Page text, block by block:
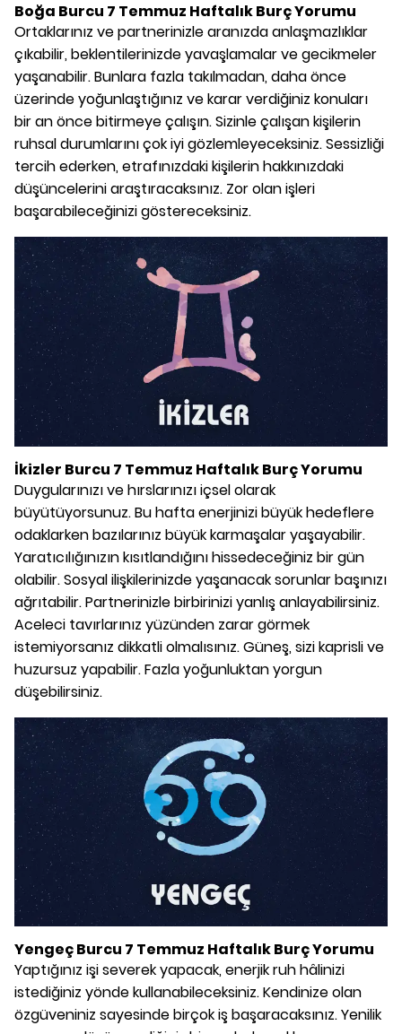
Boğa Burcu 7 Temmuz Haftalık Burç Yorumu
Ortaklarınız ve partnerinizle aranızda anlaşmazlıklar
çıkabilir, beklentilerinizde yavaşlamalar ve gecikmeler
yaşanabilir. Bunlara fazla takılmadan, daha önce
üzerinde yoğunlaştığınız ve karar verdiğiniz konuları
bir an önce bitirmeye çalışın. Sizinle çalışan kişilerin
ruhsal durumlarını çok iyi gözlemleyeceksiniz. Sessizliği
tercih ederken, etrafınızdaki kişilerin hakkınızdaki
düşüncelerini araştıracaksınız. Zor olan işleri
başarabileceğinizi göstereceksiniz.
İkizler Burcu 7 Temmuz Haftalık Burç Yorumu
Duygularınızı ve hırslarınızı içsel olarak
büyütüyorsunuz. Bu hafta enerjinizi büyük hedeflere
odaklarken bazılarınız büyük karmaşalar yaşayabilir.
Yaratıcılığınızın kısıtlandığını hissedeceğiniz bir gün
olabilir. Sosyal ilişkilerinizde yaşanacak sorunlar başınızı
ağrıtabilir. Partnerinizle birbirinizi yanlış anlayabilirsiniz.
Aceleci tavırlarınız yüzünden zarar görmek
istemiyorsanız dikkatli olmalısınız. Güneş, sizi kaprisli ve
huzursuz yapabilir. Fazla yoğunluktan yorgun
düşebilirsiniz.
Yengeç Burcu 7 Temmuz Haftalık Burç Yorumu
Yaptığınız işi severek yapacak, enerjik ruh hâlinizi
istediğiniz yönde kullanabileceksiniz. Kendinize olan
özgüveniniz sayesinde birçok iş başaracaksınız. Yenilik